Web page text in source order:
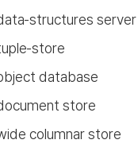
server
database
store
columnar store